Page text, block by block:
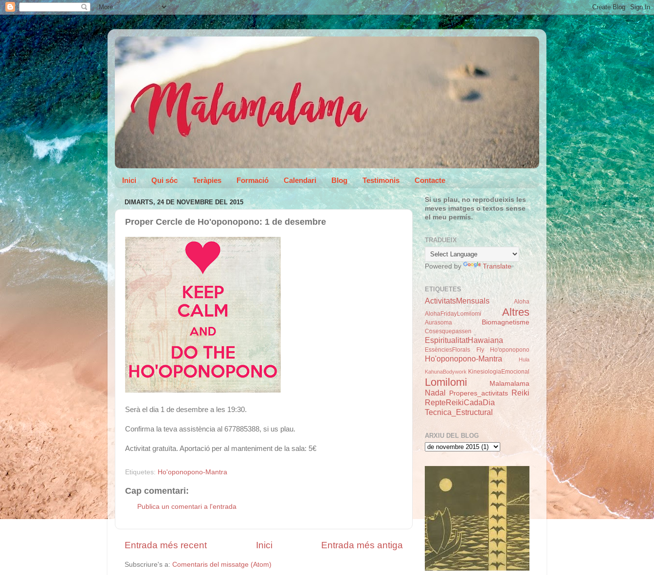
Inici Qui sóc Teràpies Formació Calendari Blog Testimonis Contacte
DIMARTS, 24 DE NOVEMBRE DEL 2015
Proper Cercle de Ho'oponopono: 1 de desembre
Serà el dia 1 de desembre a les 19:30.
Confirma la teva assistència al 677885388, si us plau.
Activitat gratuïta. Aportació per al manteniment de la sala: 5€
Etiquetes: Ho'oponopono-Mantra
Cap comentari:
Publica un comentari a l'entrada
Entrada més recent Entrada més antiga
Inici
Subscriure's a: Comentaris del missatge (Atom)
Si us plau, no reprodueixis les
meves imatges o textos sense
el meu permís.
TRADUEIX
Powered by Translate
ETIQUETES
ActivitatsMensuals
Aloha
AlohaFridayLomilomi
Altres
Aurasoma Biomagnetisme
Cosesquepassen
EspiritualitatHawaiana
EssènciesFlorals Fly Ho'oponopono
Ho'oponopono-Mantra Hula
KahunaBodywork KinesiologiaEmocional
Lomilomi Malamalama
Nadal Properes_activitats Reiki
RepteReikiCadaDia
Tecnica_Estructural
ARXIU DEL BLOG